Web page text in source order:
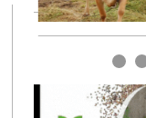
1 2